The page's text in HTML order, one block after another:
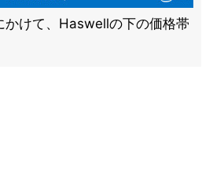
かけて、Haswellの下の価格帯